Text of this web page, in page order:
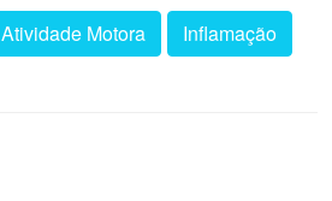
Atividade Motora Inflamação